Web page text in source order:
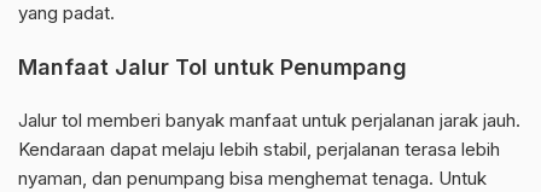
yang padat.
Manfaat Jalur Tol untuk Penumpang
Jalur tol memberi banyak manfaat untuk perjalanan jarak jauh.
Kendaraan dapat melaju lebih stabil, perjalanan terasa lebih
nyaman, dan penumpang bisa menghemat tenaga. Untuk